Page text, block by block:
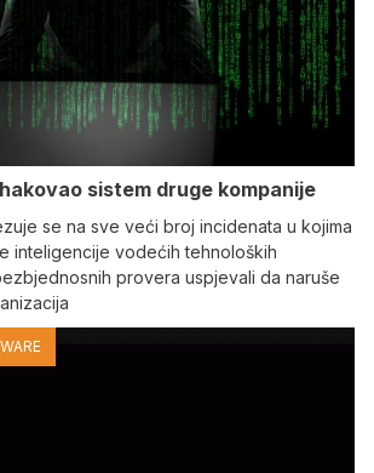
sistem druge kompanije
se na sve veći broj incidenata u kojima
inteligencije vodećih tehnoloških
provera uspjevali da naruše